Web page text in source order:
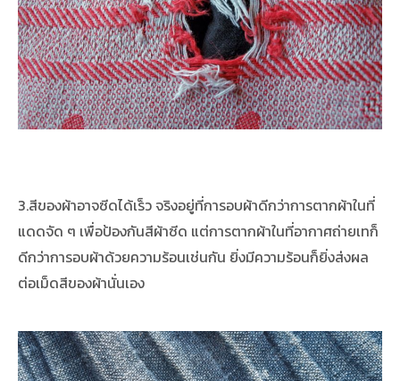
3.สีของผ้าอาจซีดได้เร็ว จริงอยู่ที่การอบผ้าดีกว่าการตากผ้าในที่
แดดจัด ๆ เพื่อป้องกันสีผ้าซีด แต่การตากผ้าในที่อากาศถ่ายเทก็
ดีกว่าการอบผ้าด้วยความร้อนเช่นกัน ยิ่งมีความร้อนก็ยิ่งส่งผล
ต่อเม็ดสีของผ้านั่นเอง